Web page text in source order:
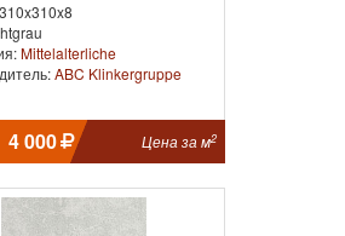
Mittelalterliche
ABC Klinkergruppe
4 000 Цена за м2